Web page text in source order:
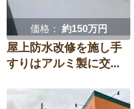
玄関
家全体・
リノベーション
選択を
価格： 約150万円
屋上防水改修を施し手
すりはアルミ製に交...